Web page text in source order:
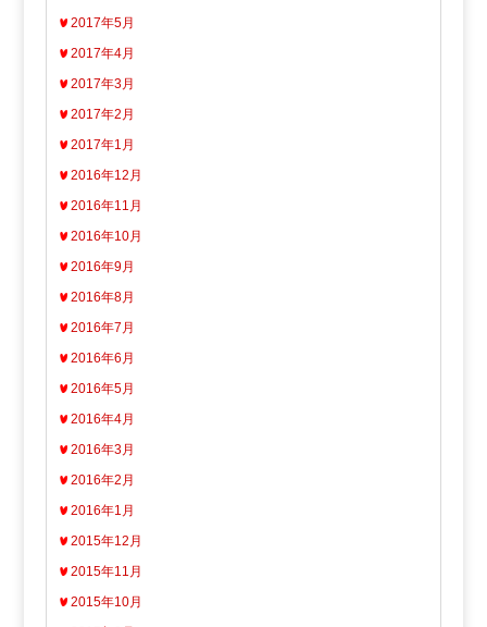
2017年5月
2017年4月
2017年3月
2017年2月
2017年1月
2016年12月
2016年11月
2016年10月
2016年9月
2016年8月
2016年7月
2016年6月
2016年5月
2016年4月
2016年3月
2016年2月
2016年1月
2015年12月
2015年11月
2015年10月